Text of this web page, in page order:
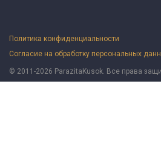
Политика конфиденциальности
Согласие на обработку персональных
© 2011-2026 ParazitaKusok. Все права